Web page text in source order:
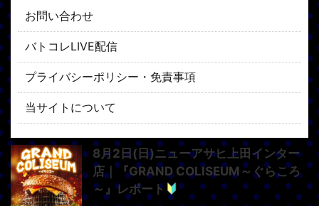
お問い合わせ
バトコレLIVE配信
プライバシーポリシー・免責事項
当サイトについて
8月2日(日)ニューアサヒ上田インター
店｜『GRAND COLISEUM～ぐらころ
～』レポート